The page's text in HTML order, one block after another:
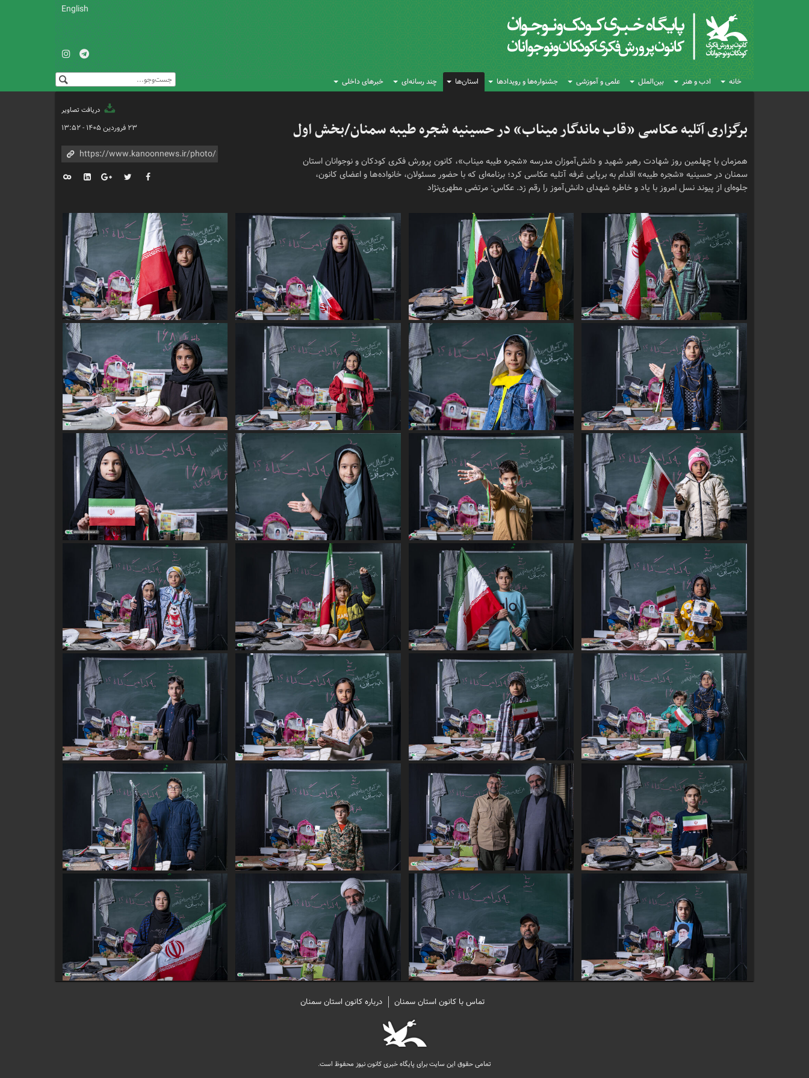
English
خانه ادب و هنر بین‌الملل علمی و آموزشی جشنواره‌ها و رویدادها استان‌ها چند رسانه‌ای خبرهای داخلی
دریافت تصاویر
برگزاری آتلیه عکاسی «قاب ماندگار میناب» در حسینیه شجره طیبه سمنان/بخش اول
همزمان با چهلمین روز شهادت رهبر شهید و دانش‌آموزان مدرسه «شجره طیبه میناب»، کانون پرورش فکری کودکان و نوجوانان استان
سمنان در حسینیه «شجره طیبه» اقدام به برپایی غرفه آتلیه عکاسی کرد؛ برنامه‌ای که با حضور مسئولان، خانواده‌ها و اعضای کانون،
جلوه‌ای از پیوند نسل امروز با یاد و خاطره شهدای دانش‌آموز را رقم زد. عکاس: مرتضی مطهری‌نژاد
۲۳ فروردین ۱۴۰۵ - ۱۳:۵۲
تماس با کانون استان سمنان درباره کانون استان سمنان
تمامی حقوق این سایت برای پایگاه خبری کانون نیوز محفوظ است.